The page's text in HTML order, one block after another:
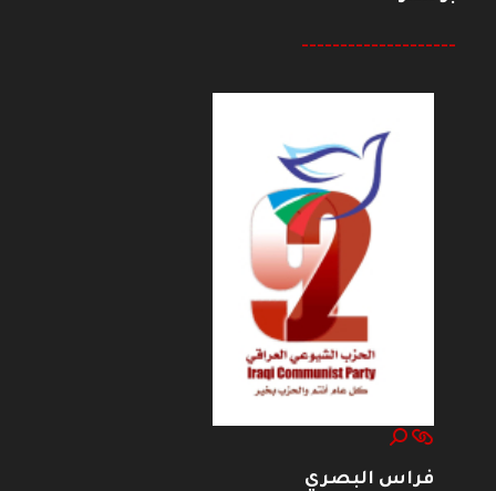
--------------------
فراس البصري